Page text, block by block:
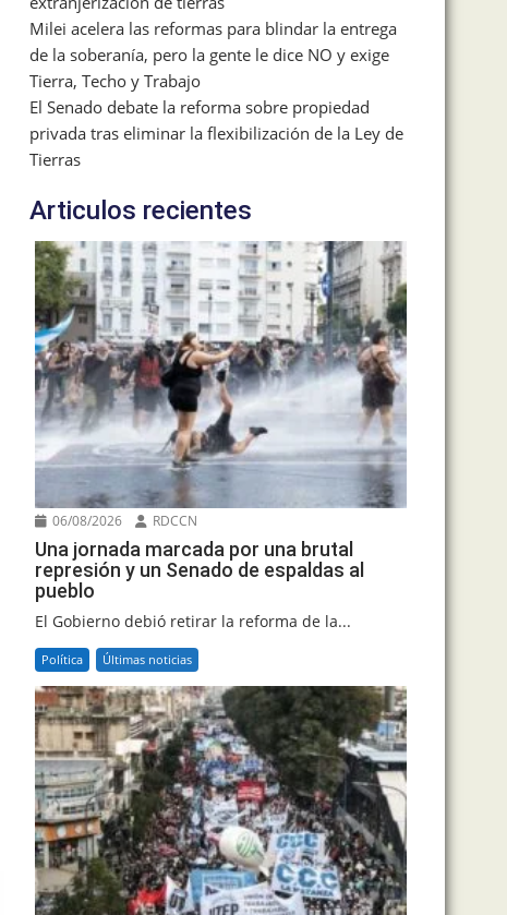
Milei acelera las reformas para blindar la entrega
de la soberanía, pero la gente le dice NO y exige
Tierra, Techo y Trabajo
El Senado debate la reforma sobre propiedad
privada tras eliminar la flexibilización de la Ley de
Tierras
Articulos recientes
06/08/2026 RDCCN
Una jornada marcada por una brutal
represión y un Senado de espaldas al
pueblo
El Gobierno debió retirar la reforma de la...
Política Últimas noticias